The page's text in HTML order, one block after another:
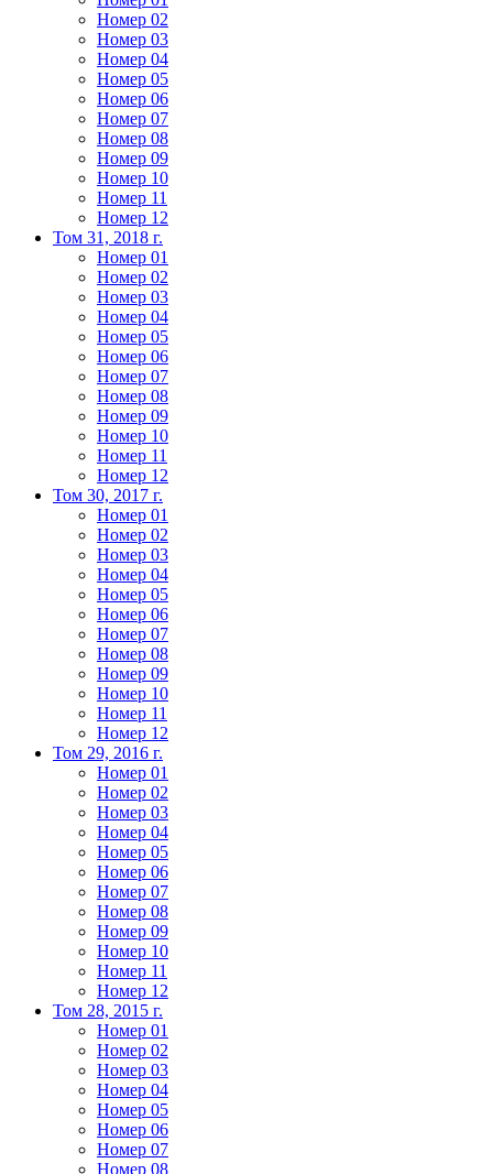
Номер 02
Номер 03
Номер 04
Номер 05
Номер 06
Номер 07
Номер 08
Номер 09
Номер 10
Номер 11
Номер 12
Том 31, 2018 г.
Номер 01
Номер 02
Номер 03
Номер 04
Номер 05
Номер 06
Номер 07
Номер 08
Номер 09
Номер 10
Номер 11
Номер 12
Том 30, 2017 г.
Номер 01
Номер 02
Номер 03
Номер 04
Номер 05
Номер 06
Номер 07
Номер 08
Номер 09
Номер 10
Номер 11
Номер 12
Том 29, 2016 г.
Номер 01
Номер 02
Номер 03
Номер 04
Номер 05
Номер 06
Номер 07
Номер 08
Номер 09
Номер 10
Номер 11
Номер 12
Том 28, 2015 г.
Номер 01
Номер 02
Номер 03
Номер 04
Номер 05
Номер 06
Номер 07
Номер 08